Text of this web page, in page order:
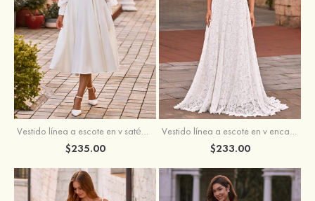
Vestido línea a escote en v satén hasta la tibia vestido de novia
$235.00
Vestido línea a escote en v encaje cola de barrido vestido de novia
$233.00